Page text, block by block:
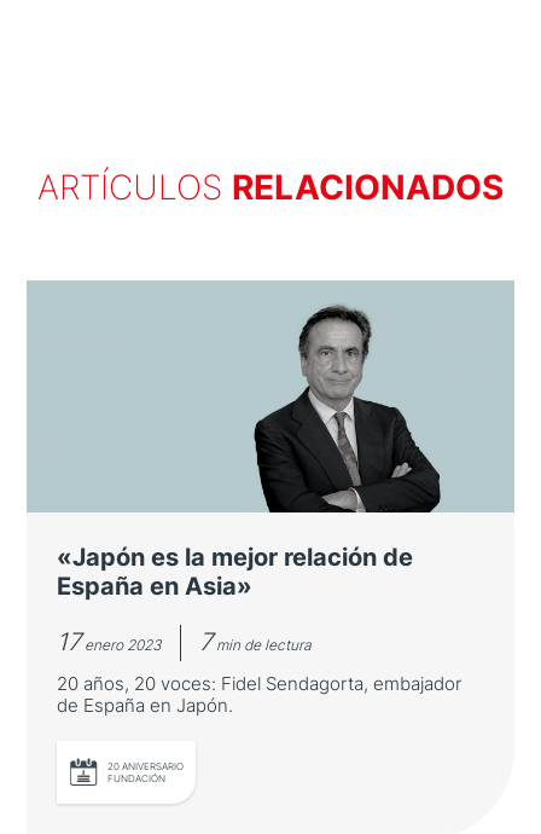
ARTÍCULOS RELACIONADOS
«Japón es la mejor relación de
España en Asia»
17 enero 2023 7 min de lectura
20 años, 20 voces: Fidel Sendagorta, embajador
de España en Japón.
20 ANIVERSARIO
FUNDACIÓN